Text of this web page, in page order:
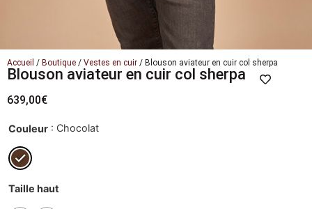
Accueil / Boutique / Vestes en cuir / Blouson aviateur en cuir col sherpa
Blouson aviateur en cuir col sherpa
639,00€
Couleur : Chocolat
Taille haut